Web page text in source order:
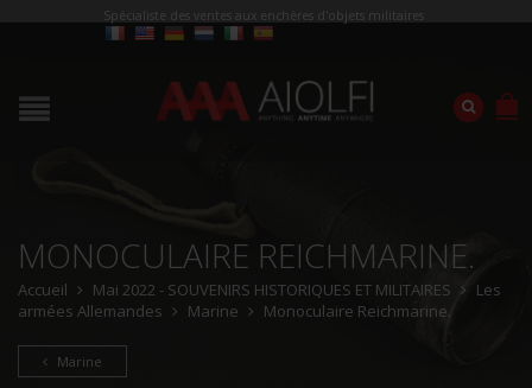
Spécialiste des ventes aux enchères d'objets militaires
MONOCULAIRE REICHMARINE.
Accueil Mai 2022 - SOUVENIRS HISTORIQUES ET MILITAIRES
Les
armées Allemandes
Marine Monoculaire Reichmarine.
Marine